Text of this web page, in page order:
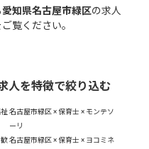
愛知県名古屋市緑区の求人
ご覧ください。
人を特徴で絞り込む
名古屋市緑区 × 保育士 × モンテソ
ーリ
名古屋市緑区 × 保育士 × ヨコミネ